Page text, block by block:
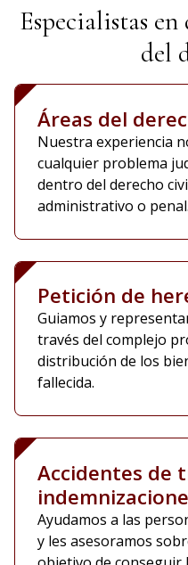
Especialistas
del
Áreas del
Nuestra experiencia
cualquier problema
dentro del derecho
administrativo o penal.
Petición de
Guiamos y
través del complejo
distribución de los
fallecida.
Accidentes de
Ayudamos a las
y les asesoramos